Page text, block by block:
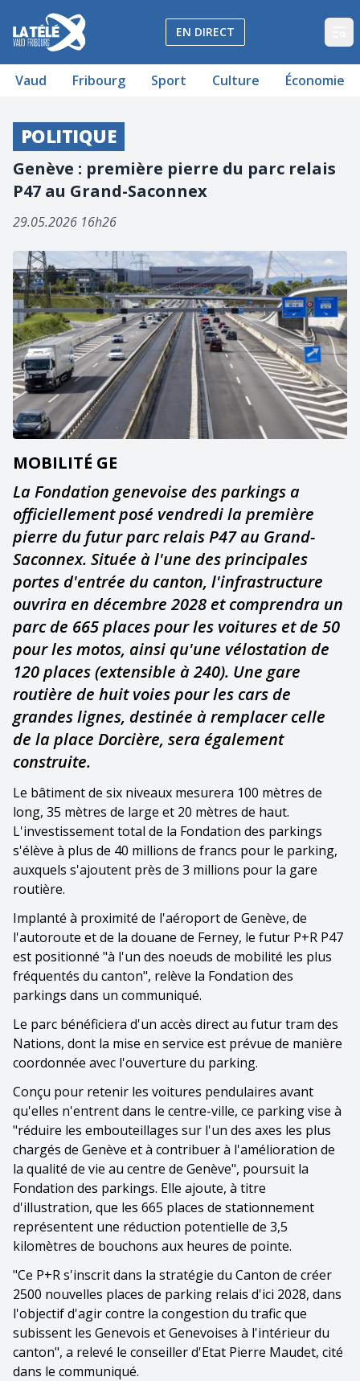
La Télé - Télévision régionale Vaud et Fribourg
EN DIRECT
Vaud Fribourg Sport Culture Économie
POLITIQUE
Genève : première pierre du parc relais
P47 au Grand-Saconnex
29.05.2026 16h26
MOBILITÉ GE
La Fondation genevoise des parkings a
officiellement posé vendredi la première
pierre du futur parc relais P47 au Grand-
Saconnex. Située à l'une des principales
portes d'entrée du canton, l'infrastructure
ouvrira en décembre 2028 et comprendra un
parc de 665 places pour les voitures et de 50
pour les motos, ainsi qu'une vélostation de
120 places (extensible à 240). Une gare
routière de huit voies pour les cars de
grandes lignes, destinée à remplacer celle
de la place Dorcière, sera également
construite.
Le bâtiment de six niveaux mesurera 100 mètres de
long, 35 mètres de large et 20 mètres de haut.
L'investissement total de la Fondation des parkings
s'élève à plus de 40 millions de francs pour le parking,
auxquels s'ajoutent près de 3 millions pour la gare
routière.
Implanté à proximité de l'aéroport de Genève, de
l'autoroute et de la douane de Ferney, le futur P+R P47
est positionné "à l'un des noeuds de mobilité les plus
fréquentés du canton", relève la Fondation des
parkings dans un communiqué.
Le parc bénéficiera d'un accès direct au futur tram des
Nations, dont la mise en service est prévue de manière
coordonnée avec l'ouverture du parking.
Conçu pour retenir les voitures pendulaires avant
qu'elles n'entrent dans le centre-ville, ce parking vise à
"réduire les embouteillages sur l'un des axes les plus
chargés de Genève et à contribuer à l'amélioration de
la qualité de vie au centre de Genève", poursuit la
Fondation des parkings. Elle ajoute, à titre
d'illustration, que les 665 places de stationnement
représentent une réduction potentielle de 3,5
kilomètres de bouchons aux heures de pointe.
"Ce P+R s'inscrit dans la stratégie du Canton de créer
2500 nouvelles places de parking relais d'ici 2028, dans
l'objectif d'agir contre la congestion du trafic que
subissent les Genevois et Genevoises à l'intérieur du
canton", a relevé le conseiller d'Etat Pierre Maudet, cité
dans le communiqué.